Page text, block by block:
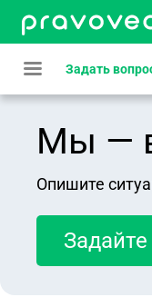
Задать
Мы —
Опишите